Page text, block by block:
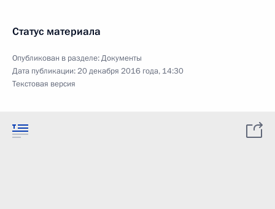
Статус материала
Опубликован в разделе:Документы
Дата публикации:20 декабря 2016 года, 14:30
Текстовая версия